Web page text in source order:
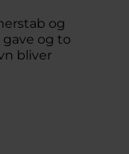
og
gave og to
bliver